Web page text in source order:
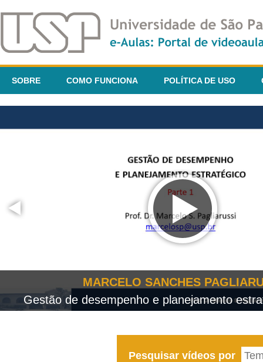
SOBRE COMO FUNCIONA POLÍTICA DE USO
MARCELO SANCHES
Gestão de desempenho e planejamento
Pesquisar vídeos por